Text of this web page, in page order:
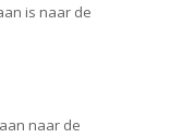
is naar de
naar de